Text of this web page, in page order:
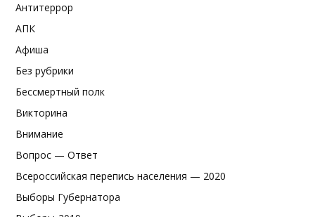
Антитеррор
АПК
Афиша
Без рубрики
Бессмертный полк
Викторина
Внимание
Вопрос — Ответ
Всероссийская перепись населения — 2020
Выборы Губернатора